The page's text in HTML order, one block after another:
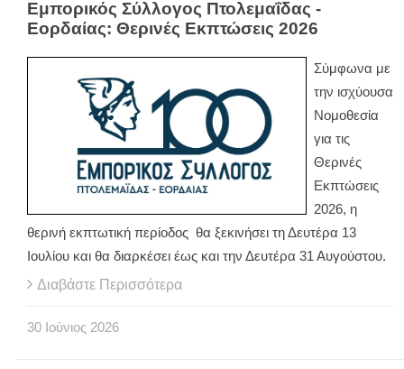
Εμπορικός Σύλλογος Πτολεμαΐδας -
Εορδαίας: Θερινές Εκπτώσεις 2026
Σύμφωνα με
την ισχύουσα
Νομοθεσία
για τις
Θερινές
Εκπτώσεις
2026, η
θερινή εκπτωτική περίοδος θα ξεκινήσει τη Δευτέρα 13
Ιουλίου και θα διαρκέσει έως και την Δευτέρα 31 Αυγούστου.
Διαβάστε Περισσότερα
30 Ιούνιος 2026